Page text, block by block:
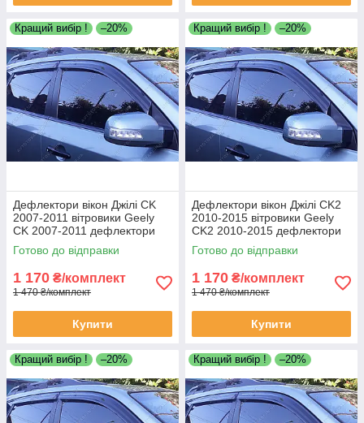
Кращий вибір ! –20%
Дефлектори вікон Джілі CK
2007-2011 вітровики Geely
CK 2007-2011 дефлектори
4шт
Готово до відправки
1 170 ₴/комплект
1 470 ₴/комплект
Купити
Кращий вибір ! –20%
Дефлектори вікон Джілі CK2
2010-2015 вітровики Geely
CK2 2010-2015 дефлектори
4шт
Готово до відправки
1 170 ₴/комплект
1 470 ₴/комплект
Купити
Кращий вибір ! –20% Кращий вибір ! –20%